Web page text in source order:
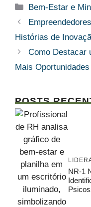
Categorias
Bem-Estar e
Histórias de
Como Destacar
Mais Oportunidades
POSTS
NR-1